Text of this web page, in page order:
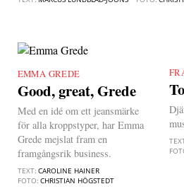
EMMA GREDE
Good, great, Grede
Med en idé om ett jeansmärke
för alla kroppstyper, har Emma
Grede mejslat fram en
framgångsrik business.
TEXT:CAROLINE HAINER
FOTO:CHRISTIAN HÖGSTEDT